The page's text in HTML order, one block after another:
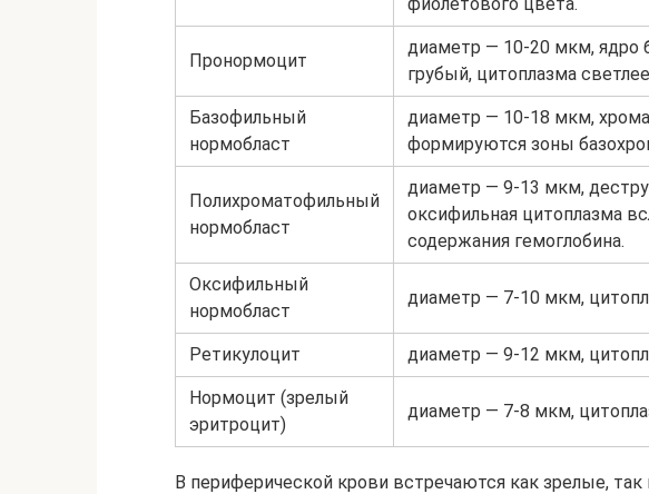
Пронормоцит
диаметр — 10-20 мкм, ядро
грубый, цитоплазма
Базофильный
нормобласт
диаметр — 10-18 мкм,
формируются зоны
Полихроматофильный
нормобласт
диаметр — 9-13 мкм,
оксифильная цитоплазма
содержания гемоглобина.
Оксифильный
нормобласт
диаметр — 7-10 мкм,
Ретикулоцит диаметр — 9-12 мкм,
Нормоцит (зрелый
эритроцит)
диаметр — 7-8 мкм,
В периферической крови встречаются как зрелые,